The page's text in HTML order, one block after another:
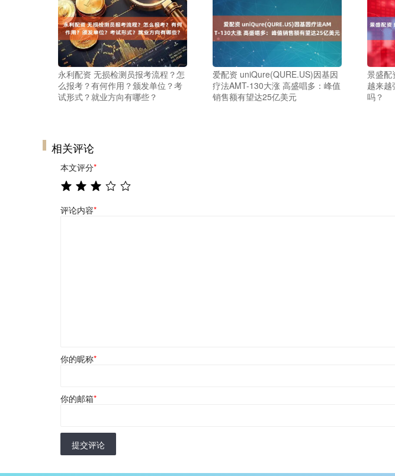
永利配资 无损检测员报考流程？怎
么报考？有何作用？颁发单位？考
试形式？就业方向有哪些？
爱配资 uniQure(QURE.US)因基因
疗法AMT-130大涨 高盛唱多：峰值
销售额有望达25亿美元
景盛配
越来越
吗？
相关评论
本文评分*
评论内容*
你的昵称*
你的邮箱*
提交评论